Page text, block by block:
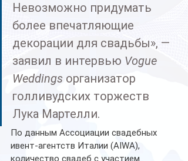
Невозможно придумать
более впечатляющие
декорации для свадьбы», —
заявил в интервью Vogue
Weddings организатор
голливудских торжеств
Лука Мартелли.
По данным Ассоциации свадебных
ивент-агентств Италии (AIWA),
количество свадеб с участием